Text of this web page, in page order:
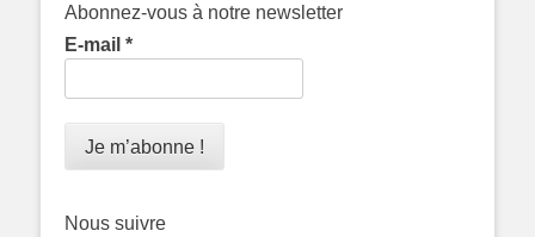
Abonnez-vous à notre newsletter
E-mail *
Nous suivre